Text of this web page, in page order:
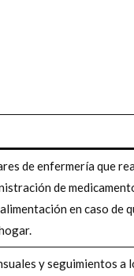
de enfermería que
de
en caso de
y seguimientos